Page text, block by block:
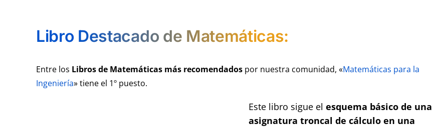
Libro Destacado de Matemáticas:
Entre los Libros de Matemáticas más recomendados por nuestra comunidad, «Matemáticas para la
Ingeniería» tiene el 1º puesto.
Este libro sigue elesquema básico de una
asignatura troncal de cálculo en una